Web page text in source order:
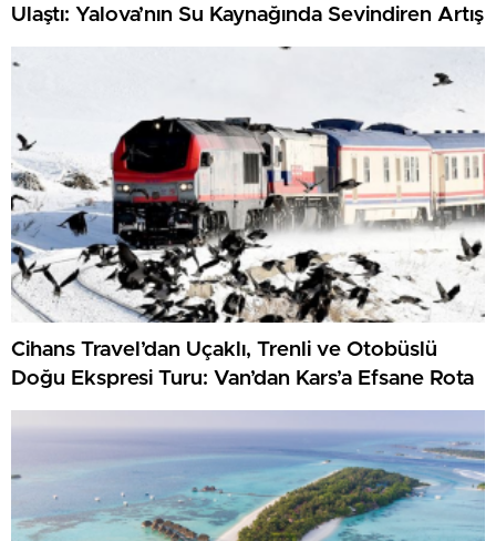
Ulaştı: Yalova’nın Su Kaynağında Sevindiren Artış
Cihans Travel’dan Uçaklı, Trenli ve Otobüslü
Doğu Ekspresi Turu: Van’dan Kars’a Efsane Rota